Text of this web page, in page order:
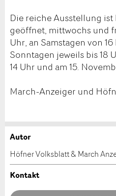
Die reiche Ausstellung ist
geöffnet, mittwochs und
Uhr, an Samstagen von
Sonntagen jeweils bis 18
14 Uhr und am 15.
March-Anzeiger und
Anzeige
Ihr Feedback wird sehr
Anzeige
Empfehlen Sie diese
Autor
Höfner Volksblatt & March
Kontakt